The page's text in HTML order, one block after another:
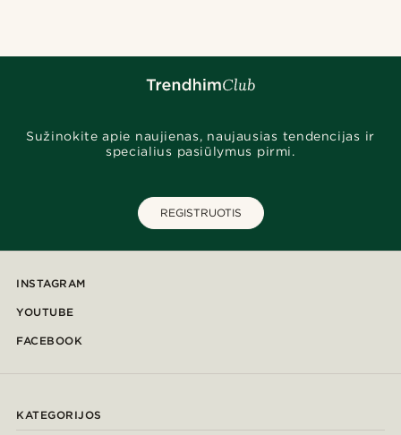
Sužinokite apie naujienas, naujausias tendencijas ir
specialius pasiūlymus pirmi.
REGISTRUOTIS
INSTAGRAM
YOUTUBE
FACEBOOK
KATEGORIJOS